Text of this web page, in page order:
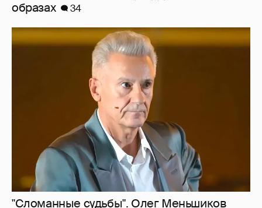
"Сломанные судьбы". Олег Меньшиков
призвал закрыть неэффективные
театральные вузы в России